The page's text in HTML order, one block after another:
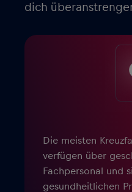
dich
Die meisten
verfügen über
Fachpersonal und
gesundheitlichen